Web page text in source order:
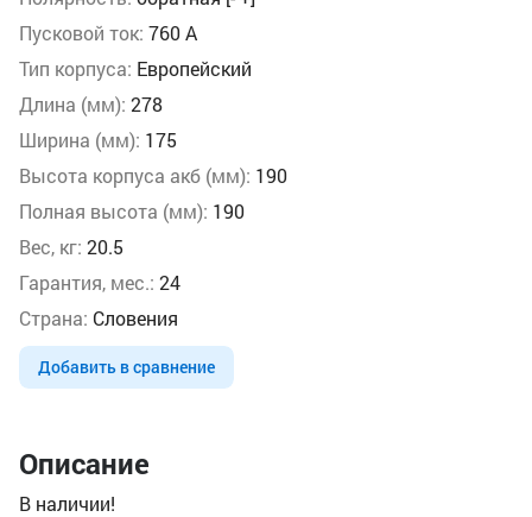
Пусковой ток: 760 А
Тип корпуса: Европейский
Длина (мм): 278
Ширина (мм): 175
Высота корпуса акб (мм): 190
Полная высота (мм): 190
Вес, кг: 20.5
Гарантия, мес.: 24
Страна: Словения
Добавить в сравнение
Описание
В наличии!